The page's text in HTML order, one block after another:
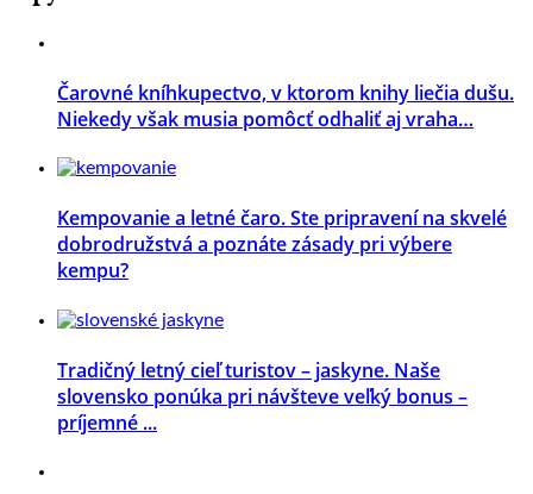
Čarovné kníhkupectvo, v ktorom knihy liečia dušu.
Niekedy však musia pomôcť odhaliť aj vraha…
Kempovanie a letné čaro. Ste pripravení na skvelé
dobrodružstvá a poznáte zásady pri výbere
kempu?
Tradičný letný cieľ turistov – jaskyne. Naše
slovensko ponúka pri návšteve veľký bonus –
príjemné ...